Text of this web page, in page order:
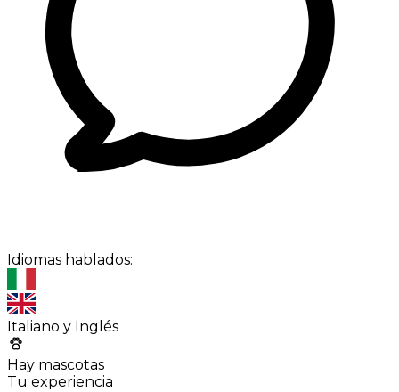
Idiomas hablados:
Italiano y Inglés
Hay mascotas
Tu experiencia